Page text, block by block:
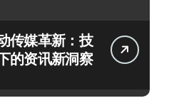
传媒革新：技
的资讯新洞察